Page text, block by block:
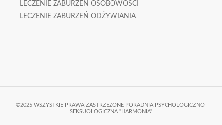
LECZENIE ZABURZEŃ OSOBOWOŚCI
LECZENIE ZABURZEŃ ODŻYWIANIA
©2025 WSZYSTKIE PRAWA ZASTRZEŻONE PORADNIA PSYCHOLOGICZNO-
SEKSUOLOGICZNA "HARMONIA"